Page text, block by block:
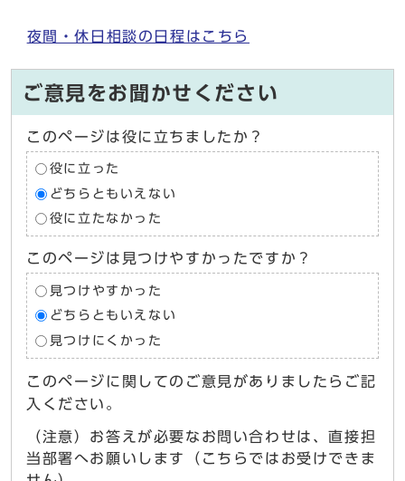
夜間・休日相談の日程はこちら
ご意見をお聞かせください
このページは役に立ちましたか？
役に立った
どちらともいえない
役に立たなかった
このページは見つけやすかったですか？
見つけやすかった
どちらともいえない
見つけにくかった
このページに関してのご意見がありましたらご記
入ください。
（注意）お答えが必要なお問い合わせは、直接担
当部署へお願いします（こちらではお受けできま